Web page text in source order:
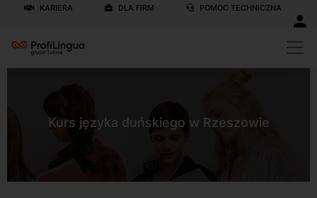
KARIERA DLA FIRM POMOC TECHNICZNA
Kurs języka duńskiego w Rzeszowie